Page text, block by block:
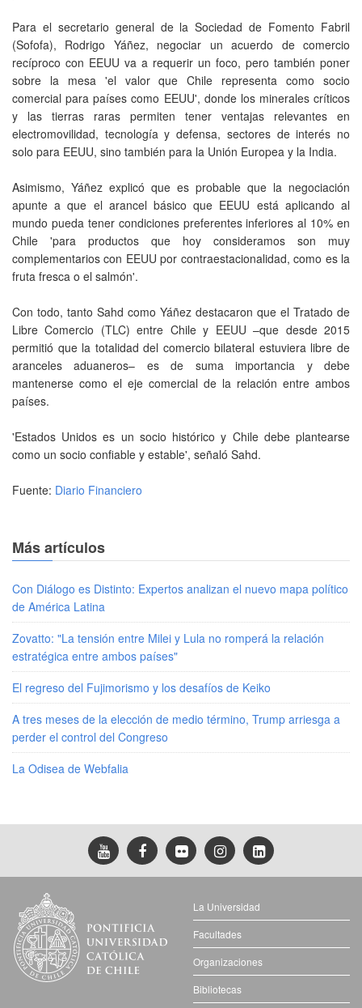
Para el secretario general de la Sociedad de Fomento Fabril
(Sofofa), Rodrigo Yáñez, negociar un acuerdo de comercio
recíproco con EEUU va a requerir un foco, pero también poner
sobre la mesa 'el valor que Chile representa como socio
comercial para países como EEUU', donde los minerales críticos
y las tierras raras permiten tener ventajas relevantes en
electromovilidad, tecnología y defensa, sectores de interés no
solo para EEUU, sino también para la Unión Europea y la India.
Asimismo, Yáñez explicó que es probable que la negociación
apunte a que el arancel básico que EEUU está aplicando al
mundo pueda tener condiciones preferentes inferiores al 10% en
Chile 'para productos que hoy consideramos son muy
complementarios con EEUU por contraestacionalidad, como es la
fruta fresca o el salmón'.
Con todo, tanto Sahd como Yáñez destacaron que el Tratado de
Libre Comercio (TLC) entre Chile y EEUU –que desde 2015
permitió que la totalidad del comercio bilateral estuviera libre de
aranceles aduaneros– es de suma importancia y debe
mantenerse como el eje comercial de la relación entre ambos
países.
'Estados Unidos es un socio histórico y Chile debe plantearse
como un socio confiable y estable', señaló Sahd.
Fuente: Diario Financiero
Más artículos
Con Diálogo es Distinto: Expertos analizan el nuevo mapa político
de América Latina
Zovatto: "La tensión entre Milei y Lula no romperá la relación
estratégica entre ambos países"
El regreso del Fujimorismo y los desafíos de Keiko
A tres meses de la elección de medio término, Trump arriesga a
perder el control del Congreso
La Odisea de Webfalia
La Universidad
Facultades
Organizaciones
Bibliotecas